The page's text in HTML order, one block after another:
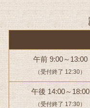
午前 9:00～13:00
（受付終了 12:30）
午後 14:00～18:00
（受付終了 17:30）